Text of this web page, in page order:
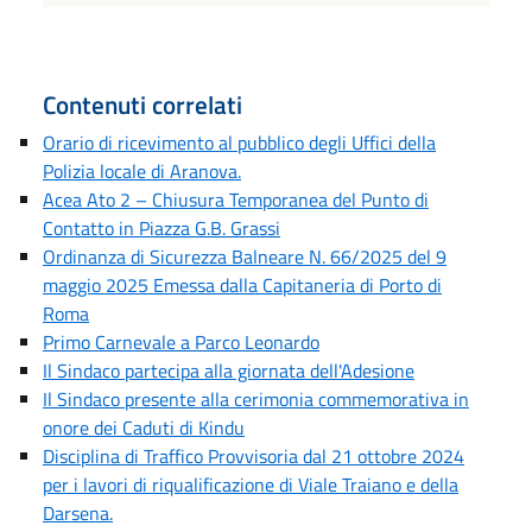
Contenuti correlati
Orario di ricevimento al pubblico degli Uffici della
Polizia locale di Aranova.
Acea Ato 2 – Chiusura Temporanea del Punto di
Contatto in Piazza G.B. Grassi
Ordinanza di Sicurezza Balneare N. 66/2025 del 9
maggio 2025 Emessa dalla Capitaneria di Porto di
Roma
Primo Carnevale a Parco Leonardo
Il Sindaco partecipa alla giornata dell'Adesione
Il Sindaco presente alla cerimonia commemorativa in
onore dei Caduti di Kindu
Disciplina di Traffico Provvisoria dal 21 ottobre 2024
per i lavori di riqualificazione di Viale Traiano e della
Darsena.